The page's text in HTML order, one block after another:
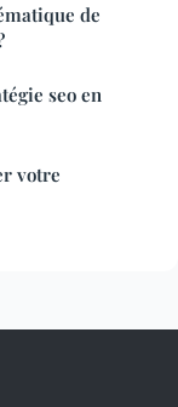
de
seo en
votre